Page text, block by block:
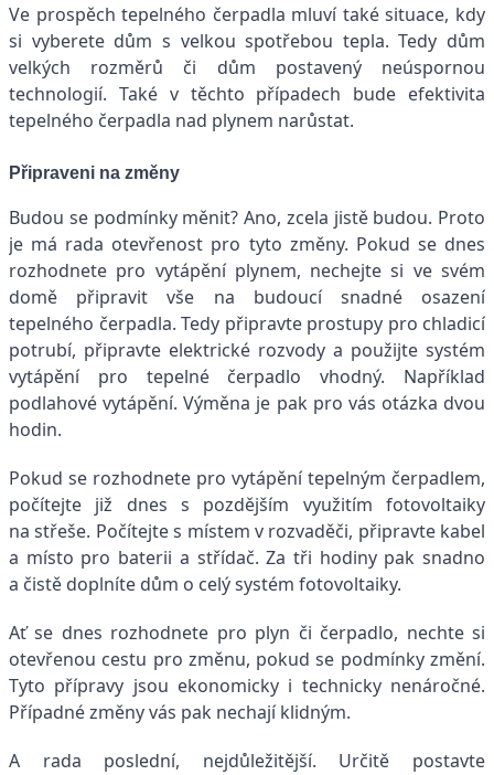
Ve prospěch tepelného čerpadla mluví také situace, kdy
si vyberete dům s velkou spotřebou tepla. Tedy dům
velkých rozměrů či dům postavený neúspornou
technologií. Také v těchto případech bude efektivita
tepelného čerpadla nad plynem narůstat.
Připraveni na změny
Budou se podmínky měnit? Ano, zcela jistě budou. Proto
je má rada otevřenost pro tyto změny. Pokud se dnes
rozhodnete pro vytápění plynem, nechejte si ve svém
domě připravit vše na budoucí snadné osazení
tepelného čerpadla. Tedy připravte prostupy pro chladicí
potrubí, připravte elektrické rozvody a použijte systém
vytápění pro tepelné čerpadlo vhodný. Například
podlahové vytápění. Výměna je pak pro vás otázka dvou
hodin.
Pokud se rozhodnete pro vytápění tepelným čerpadlem,
počítejte již dnes s pozdějším využitím fotovoltaiky
na střeše. Počítejte s místem v rozvaděči, připravte kabel
a místo pro baterii a střídač. Za tři hodiny pak snadno
a čistě doplníte dům o celý systém fotovoltaiky.
Ať se dnes rozhodnete pro plyn či čerpadlo, nechte si
otevřenou cestu pro změnu, pokud se podmínky změní.
Tyto přípravy jsou ekonomicky i technicky nenáročné.
Případné změny vás pak nechají klidným.
A rada poslední, nejdůležitější. Určitě postavte